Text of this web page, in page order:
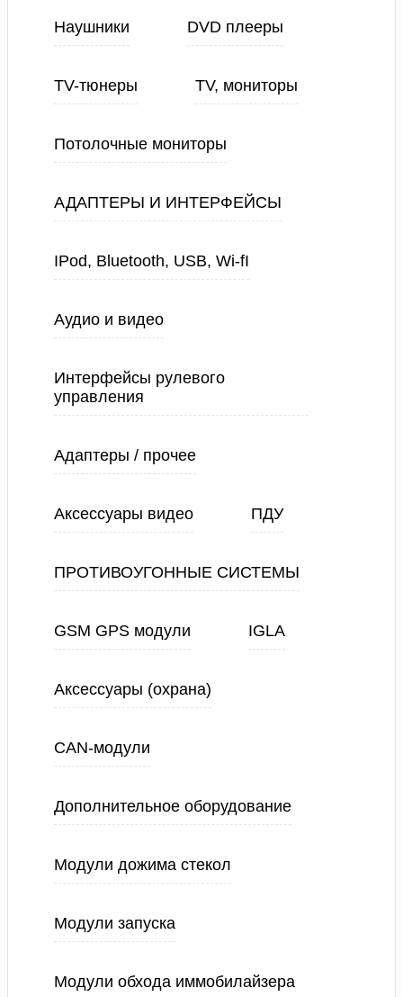
Наушники DVD плееры
TV-тюнеры TV, мониторы
Потолочные мониторы
АДАПТЕРЫ И ИНТЕРФЕЙСЫ
IPod, Bluetooth, USB, Wi-fI
Аудио и видео
Интерфейсы рулевого
управления
Адаптеры / прочее
Аксессуары видео ПДУ
ПРОТИВОУГОННЫЕ СИСТЕМЫ
GSM GPS модули IGLA
Аксессуары (охрана)
CAN-модули
Дополнительное оборудование
Модули дожима стекол
Модули запуска
Модули обхода иммобилайзера